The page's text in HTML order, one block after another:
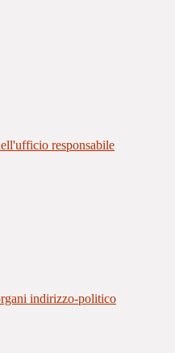
responsabile
indirizzo-politico